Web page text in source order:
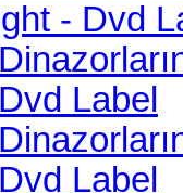
- Dvd
Label
Label